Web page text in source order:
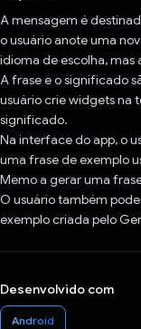
A mensagem é
o usuário anote uma
idioma de escolha, mas
A frase e o significado
usuário crie widgets na
significado.
Na interface do app, o
uma frase de exemplo
Memo a gerar uma
O usuário também
exemplo criada pelo
Desenvolvido com
Android